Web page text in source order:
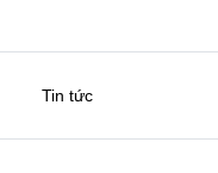
Tin tức